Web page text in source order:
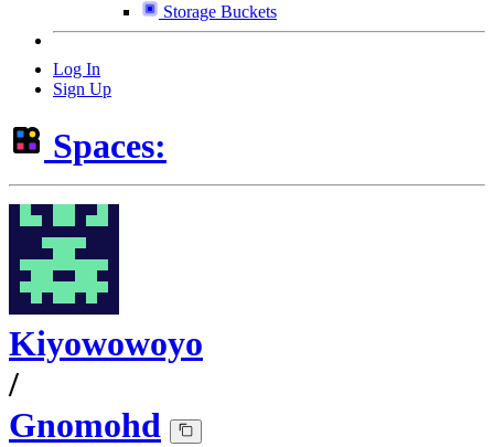
Storage Buckets
Log In
Sign Up
Spaces:
Kiyowowoyo
/
Gnomohd